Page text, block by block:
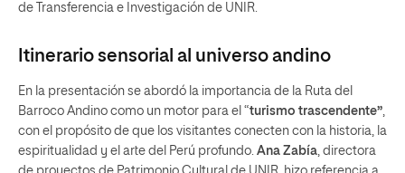
de Transferencia e Investigación de UNIR.
Itinerario sensorial al universo andino
En la presentación se abordó la importancia de la Ruta del
Barroco Andino como un motor para el “turismo trascendente”
con el propósito de que los visitantes conecten con la historia, la
espiritualidad y el arte del Perú profundo. Ana Zabía , directora